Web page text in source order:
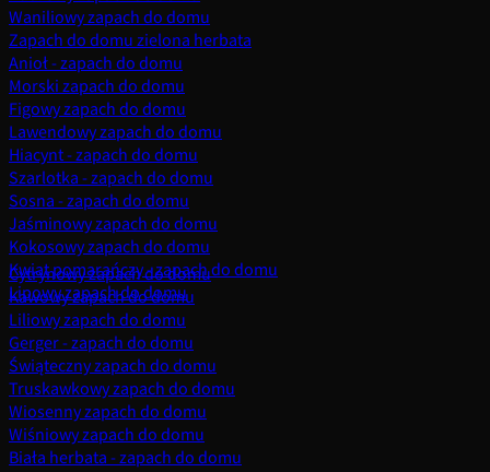
Waniliowy zapach do domu
Zapach do domu zielona herbata
Anioł - zapach do domu
Morski zapach do domu
Figowy zapach do domu
Lawendowy zapach do domu
Hiacynt - zapach do domu
Szarlotka - zapach do domu
Sosna - zapach do domu
Jaśminowy zapach do domu
Kokosowy zapach do domu
Kwiat pomarańczy - zapach do domu
Lipowy zapach do domu
Cytrynowy zapach do domu
Kawowy zapach do domu
Liliowy zapach do domu
Gerger - zapach do domu
Świąteczny zapach do domu
Truskawkowy zapach do domu
Wiosenny zapach do domu
Wiśniowy zapach do domu
Biała herbata - zapach do domu